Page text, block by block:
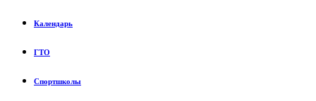
Календарь
ГТО
Спортшколы